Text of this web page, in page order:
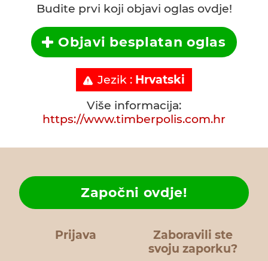
Budite prvi koji objavi oglas ovdje!
Objavi besplatan oglas
Jezik : Hrvatski
Više informacija:
https://www.timberpolis.com.hr
Prijava
Zaboravili ste
svoju zaporku?
Započni ovdje!